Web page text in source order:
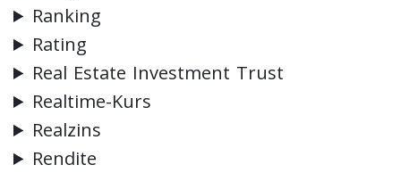
Ranking
Rating
Real Estate Investment Trust
Realtime-Kurs
Realzins
Rendite